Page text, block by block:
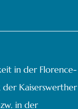
in der Florence-
Kaiserswerther
in der